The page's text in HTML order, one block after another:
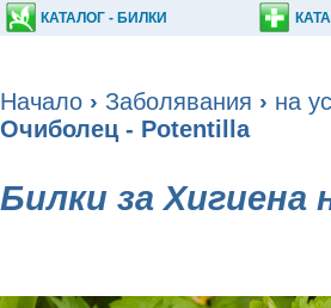
КАТАЛОГ - БИЛКИ
Начало › Заболявания › на
Очиболец - Potentilla
Билки за Хигиена